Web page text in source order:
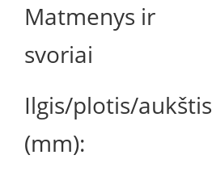
Matmenys ir
svoriai
Ilgis/plotis/aukštis
(mm):